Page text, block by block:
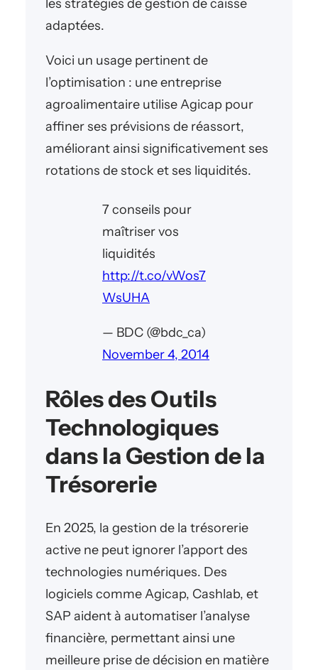
les stratégies de gestion de caisse
adaptées.
Voici un usage pertinent de
l’optimisation : une entreprise
agroalimentaire utilise Agicap pour
affiner ses prévisions de réassort,
améliorant ainsi significativement ses
rotations de stock et ses liquidités.
7 conseils pour
maîtriser vos
liquidités
http://t.co/vWos7
WsUHA
— BDC (@bdc_ca)
November 4, 2014
Rôles des Outils
Technologiques
dans la Gestion de la
Trésorerie
En 2025, la gestion de la trésorerie
active ne peut ignorer l’apport des
technologies numériques. Des
logiciels comme Agicap, Cashlab, et
SAP aident à automatiser l’analyse
financière, permettant ainsi une
meilleure prise de décision en matière